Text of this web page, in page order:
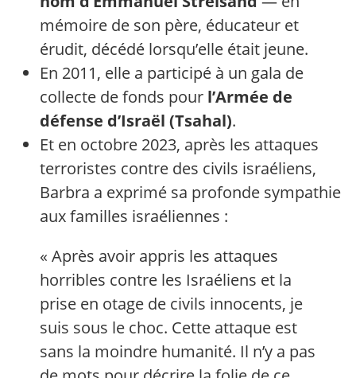
mémoire de son père, éducateur et
érudit, décédé lorsqu’elle était jeune.
En 2011, elle a participé à un gala de
collecte de fonds pour l’Armée de
défense d’Israël (Tsahal).
Et en octobre 2023, après les attaques
terroristes contre des civils israéliens,
Barbra a exprimé sa profonde sympathie
aux familles israéliennes :
« Après avoir appris les attaques
horribles contre les Israéliens et la
prise en otage de civils innocents, je
suis sous le choc. Cette attaque est
sans la moindre humanité. Il n’y a pas